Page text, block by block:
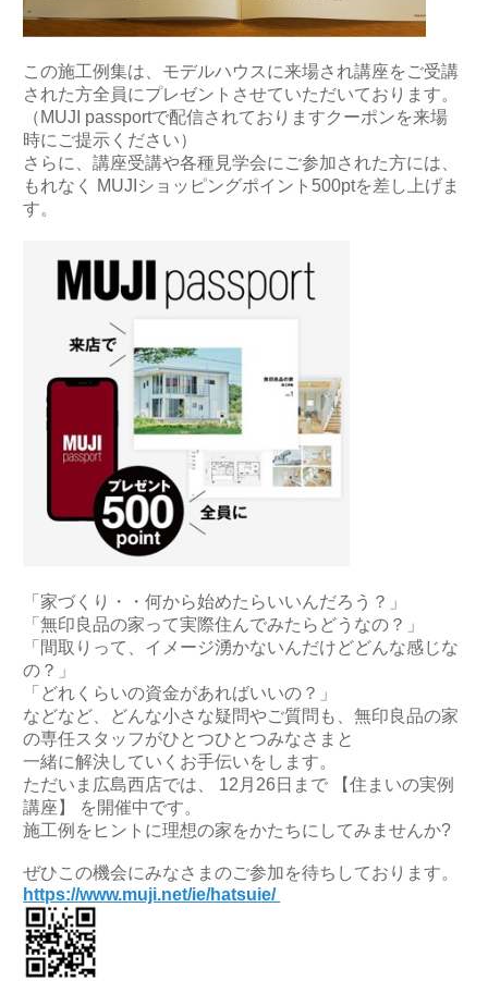
この施工例集は、モデルハウスに来場され講座をご受講
された方全員にプレゼントさせていただいております。
（MUJI passportで配信されておりますクーポンを来場
時にご提示ください）
さらに、講座受講や各種見学会にご参加された方には、
もれなく MUJIショッピングポイント500ptを差し上げま
す。
「家づくり・・何から始めたらいいんだろう？」
「無印良品の家って実際住んでみたらどうなの？」
「間取りって、イメージ湧かないんだけどどんな感じな
の？」
「どれくらいの資金があればいいの？」
などなど、どんな小さな疑問やご質問も、無印良品の家
の専任スタッフがひとつひとつみなさまと
一緒に解決していくお手伝いをします。
ただいま広島西店では、 12月26日まで 【住まいの実例
講座】 を開催中です。
施工例をヒントに理想の家をかたちにしてみませんか?
ぜひこの機会にみなさまのご参加を待ちしております。
https://www.muji.net/ie/hatsuie/